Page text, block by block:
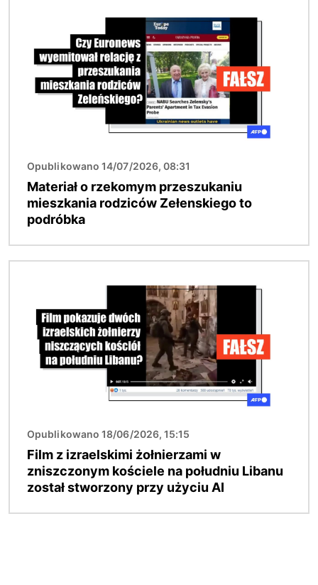
Opublikowano 14/07/2026, 08:31
Materiał o rzekomym przeszukaniu
mieszkania rodziców Zełenskiego to
podróbka
Opublikowano 18/06/2026, 15:15
Film z izraelskimi żołnierzami w
zniszczonym kościele na południu Libanu
został stworzony przy użyciu AI